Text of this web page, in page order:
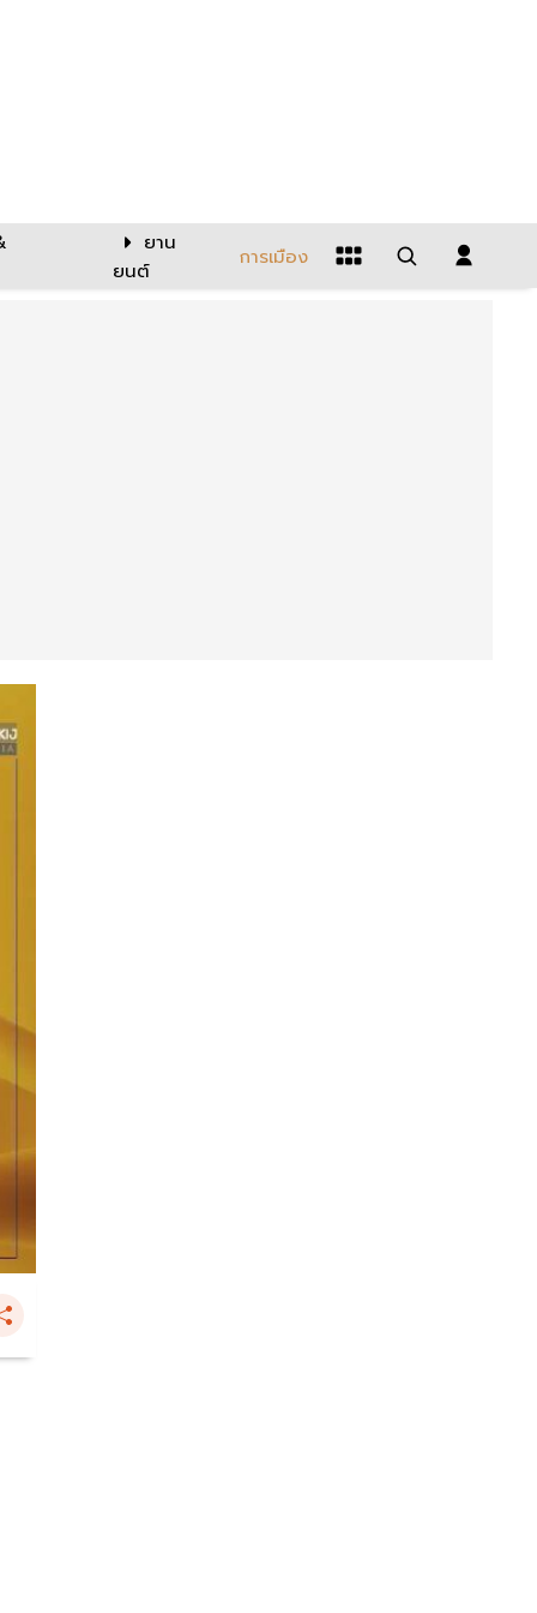
ยาน
ยนต์
การเมือง